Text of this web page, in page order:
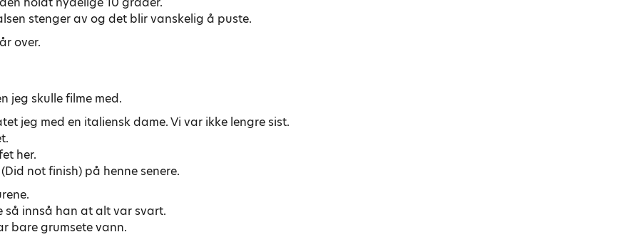
stenger av og det blir vanskelig å puste.
over.
jeg skulle filme med.
jeg med en italiensk dame. Vi var ikke lengre sist.
her.
not finish) på henne senere.
så innså han at alt var svart.
bare grumsete vann.